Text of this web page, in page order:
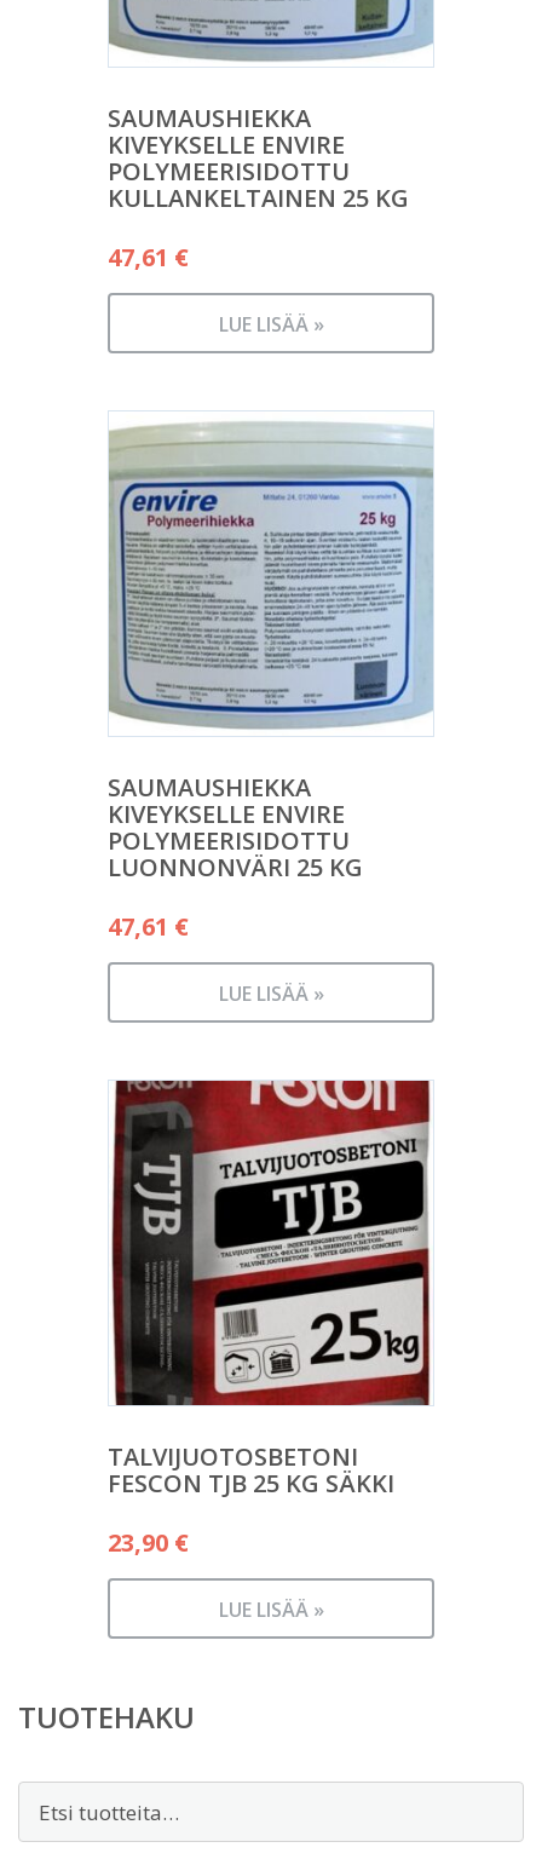
SAUMAUSHIEKKA
KIVEYKSELLE ENVIRE
POLYMEERISIDOTTU
KULLANKELTAINEN 25 KG
47,61 €
LUE LISÄÄ »
SAUMAUSHIEKKA
KIVEYKSELLE ENVIRE
POLYMEERISIDOTTU
LUONNONVÄRI 25 KG
47,61 €
LUE LISÄÄ »
TALVIJUOTOSBETONI
FESCON TJB 25 KG SÄKKI
23,90 €
LUE LISÄÄ »
TUOTEHAKU